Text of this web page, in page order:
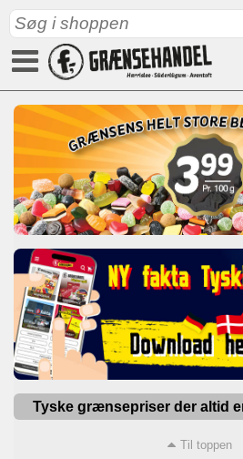
Tyske grænsepriser der altid
Til toppen